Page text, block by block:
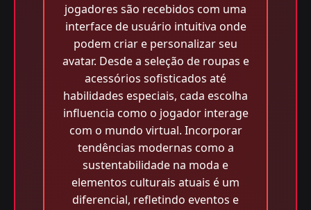
jogadores são recebidos com uma
interface de usuário intuitiva onde
podem criar e personalizar seu
avatar. Desde a seleção de roupas e
acessórios sofisticados até
habilidades especiais, cada escolha
influencia como o jogador interage
com o mundo virtual. Incorporar
tendências modernas como a
sustentabilidade na moda e
elementos culturais atuais é um
diferencial, refletindo eventos e